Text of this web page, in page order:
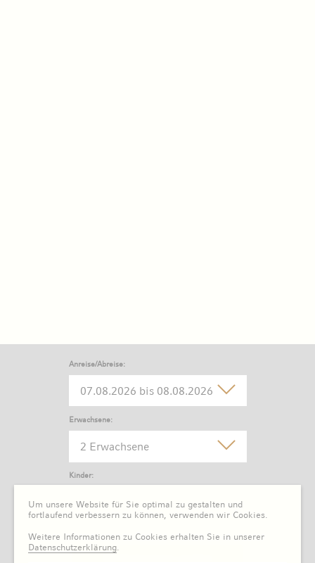
Um unsere Website für Sie optimal zu gestalten und
fortlaufend verbessern zu können, verwenden wir Cookies.
Weitere Informationen zu Cookies erhalten Sie in unserer
Datenschutzerklärung.
Anreise/Abreise:
Erwachsene:
2 Erwachsene
Kinder:
0 Kind